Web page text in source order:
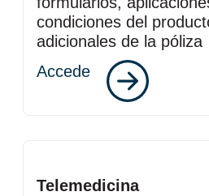
condiciones del
adicionales de la póliza
Accede
Telemedicina